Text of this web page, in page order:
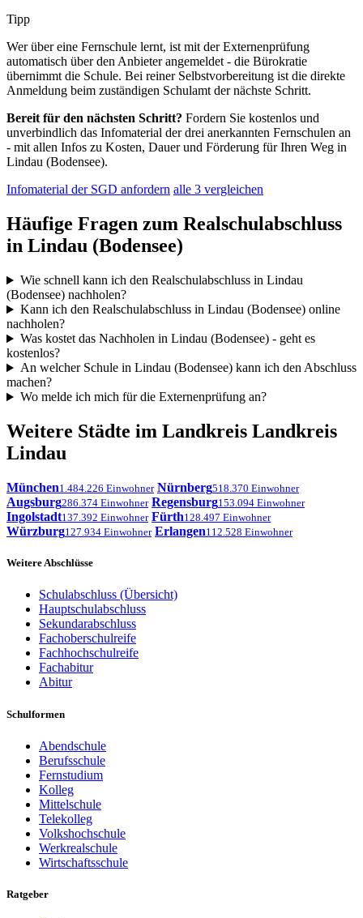
Tipp
Wer über eine Fernschule lernt, ist mit der Externenprüfung
automatisch über den Anbieter angemeldet - die Bürokratie
übernimmt die Schule. Bei reiner Selbstvorbereitung ist die direkte
Anmeldung beim zuständigen Schulamt der nächste Schritt.
Bereit für den nächsten Schritt? Fordern Sie kostenlos und
unverbindlich das Infomaterial der drei anerkannten Fernschulen an
- mit allen Infos zu Kosten, Dauer und Förderung für Ihren Weg in
Lindau (Bodensee).
Infomaterial der SGD anfordern alle 3 vergleichen
Häufige Fragen zum Realschulabschluss
in Lindau (Bodensee)
Wie schnell kann ich den Realschulabschluss in Lindau
(Bodensee) nachholen?
Kann ich den Realschulabschluss in Lindau (Bodensee) online
nachholen?
Was kostet das Nachholen in Lindau (Bodensee) - geht es
kostenlos?
An welcher Schule in Lindau (Bodensee) kann ich den Abschluss
machen?
Wo melde ich mich für die Externenprüfung an?
Weitere Städte im Landkreis Landkreis
Lindau
München1.484.226 Einwohner Nürnberg518.370 Einwohner
Augsburg286.374 Einwohner Regensburg153.094 Einwohner
Ingolstadt137.392 Einwohner Fürth128.497 Einwohner
Würzburg127.934 Einwohner Erlangen112.528 Einwohner
Weitere Abschlüsse
Schulabschluss (Übersicht)
Hauptschulabschluss
Sekundarabschluss
Fachoberschulreife
Fachhochschulreife
Fachabitur
Abitur
Schulformen
Abendschule
Berufsschule
Fernstudium
Kolleg
Mittelschule
Telekolleg
Volkshochschule
Werkrealschule
Wirtschaftsschule
Ratgeber